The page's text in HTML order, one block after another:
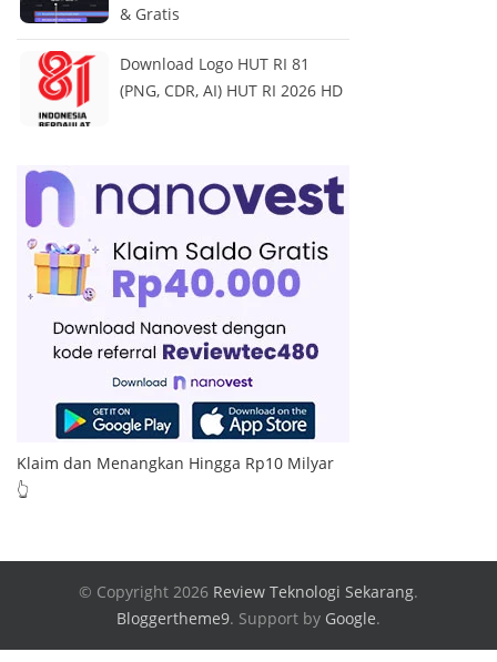
& Gratis
Download Logo HUT RI 81
(PNG, CDR, AI) HUT RI 2026 HD
Klaim dan Menangkan Hingga Rp10 Milyar
👆
© Copyright 2026 Review Teknologi Sekarang.
Bloggertheme9. Support by Google.